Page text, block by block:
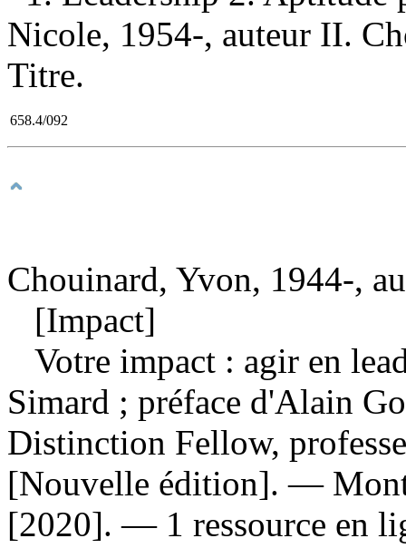
Nicole, 1954-, auteur II.
Titre.
658.4/092
Chouinard, Yvon, 1944-,
[Impact]
Votre impact : agir en
Simard ; préface d'Alain
Distinction Fellow,
[Nouvelle édition]. —
[2020]. — 1 ressource en